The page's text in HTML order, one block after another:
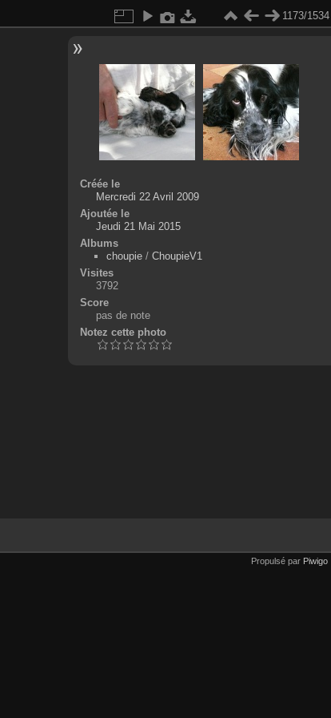
1173/1534
Créée le
Mercredi 22 Avril 2009
Ajoutée le
Jeudi 21 Mai 2015
Albums
choupie/ ChoupieV1
Visites
3792
Score
pas de note
Notez cette photo
Propulsé par Piwigo